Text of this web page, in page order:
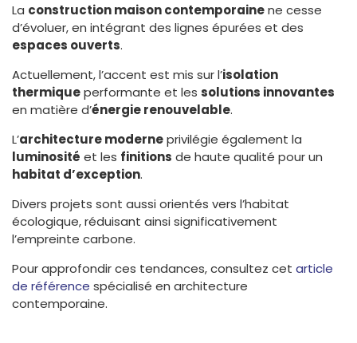
La construction maison contemporainene cesse
d’évoluer, en intégrant des lignes épurées et des
espaces ouverts.
Actuellement, l’accent est mis sur l’isolation
thermiqueperformante et les solutions innovantes
en matière d’énergie renouvelable.
L’architecture moderneprivilégie également la
luminosité et les finitions de haute qualité pour un
habitat d’exception.
Divers projets sont aussi orientés vers l’habitat
écologique, réduisant ainsi significativement
l’empreinte carbone.
Pour approfondir ces tendances, consultez cet article
de référence spécialisé en architecture
contemporaine.